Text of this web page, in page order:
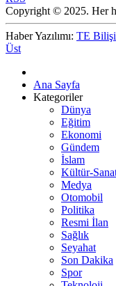
Copyright © 2025. Her
Haber Yazılımı: TE
Üst
Ana Sayfa
Kategoriler
Dünya
Eğitim
Ekonomi
Gündem
İslam
Kültür-
Medya
Otomobil
Politika
Resmi İlan
Sağlık
Seyahat
Son Dakika
Spor